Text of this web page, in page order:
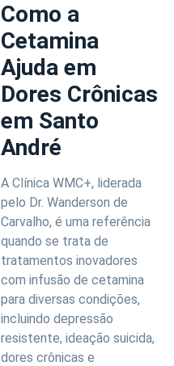
Como a
Cetamina
Ajuda em
Dores Crônicas
em Santo
André
A Clínica WMC+, liderada
pelo Dr. Wanderson de
Carvalho, é uma referência
quando se trata de
tratamentos inovadores
com infusão de cetamina
para diversas condições,
incluindo depressão
resistente, ideação suicida,
dores crônicas e